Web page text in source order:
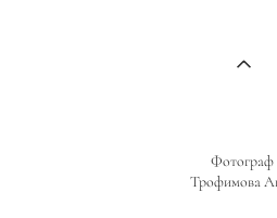
Фотограф
Трофимова